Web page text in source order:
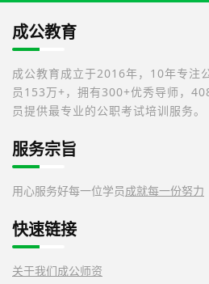
成公教育
成公教育成立于2016年，10年专注
员153万+，拥有300+优秀导师，
员提供最专业的公职考试培训服务。
服务宗旨
用心服务好每一位学员成就每一份努力
快速链接
关于我们成公师资